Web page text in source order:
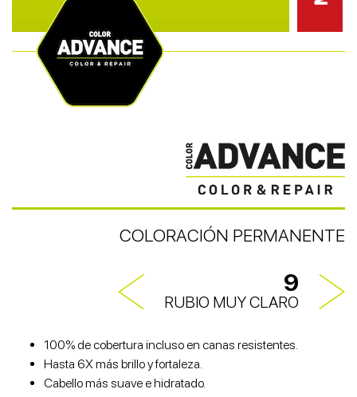
COLORACIÓN PERMANENTE
9
RUBIO MUY CLARO
100% de cobertura incluso en canas resistentes.
Hasta 6X más brillo y fortaleza.
Cabello más suave e hidratado.